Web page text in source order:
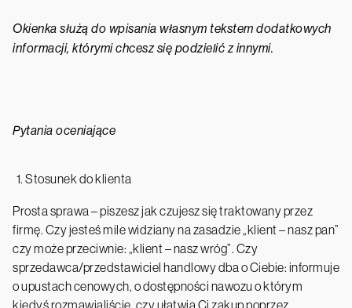
Okienka służą do wpisania własnym tekstem dodatkowych
informacji, którymi chcesz się podzielić z innymi.
Pytania oceniające
Stosunek do klienta
Prosta sprawa – piszesz jak czujesz się traktowany przez
firmę. Czy jesteś mile widziany na zasadzie „klient – nasz pan”
czy może przeciwnie: „klient – nasz wróg”. Czy
sprzedawca/przedstawiciel handlowy dba o Ciebie: informuje
o upustach cenowych, o dostępności nawozu o którym
kiedyś rozmawialiście, czy ułatwia Ci zakup poprzez